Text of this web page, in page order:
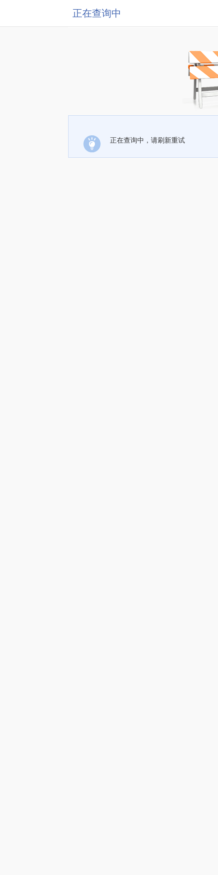
正在查询中
正在查询中，请刷新重试